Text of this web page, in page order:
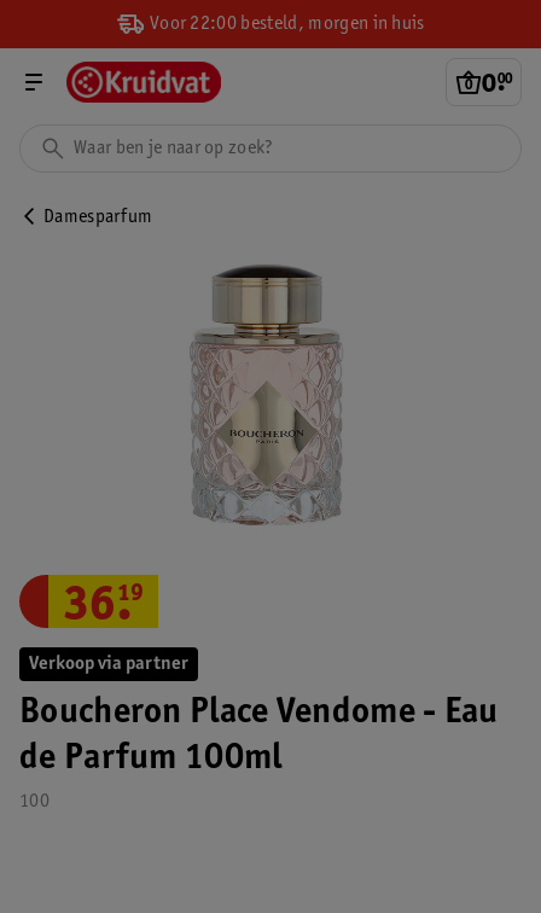
Voor 22:00 besteld, morgen in huis
0.
00
Damesparfum
Verkoop via partner
Boucheron Place Vendome - Eau
de Parfum 100ml
100
36.
19